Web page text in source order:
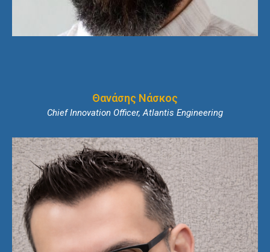
Θανάσης Νάσκος
Chief Innovation Officer, Atlantis Engineering